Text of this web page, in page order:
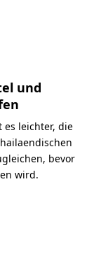
und
es leichter, die
bevor
wird.